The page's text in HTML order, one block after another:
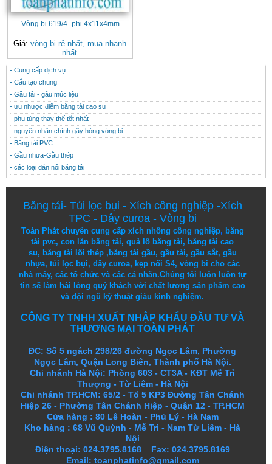
Vòng bi 619/4- phi 4x11x4mm
Giá: vòng bi rẻ nhất, mua nhanh
nhất
CONTACT
THÔNG TIN HỮU ÍCH
- Cung cấp dịch vụ
- Cấu tạo chung
- Gầu tải - gầu múc liệu
- ưu nhược điểm băng tải cao su
- phụ tùng thay thế tốt nhất
- nguyên nhân chính gây hỏng vòng bi
- Băng tải PVC
- Gầu nhưa-Gầu thép
- các loại dán nối băng tải
Băng tải- Túi lọc bụi - Xích công nghiệp-Xích
TPC - Dây curoa - Vòng bi
Toàn Phát chuyên cung cấp xích nhông công nghiệp, băng
tải pvc,con lăn băng tải,quả lô băng tải, băng tải cao
su, băng tải lõi thép,băng tải gầu, gầu tải, gầu sắt, gầu
nhựa, túi lọc bụi, dây curoa, kẹp nối S4, vòng bi cho các
nhà máy, các tổ chức và các cá nhân.Chúng tôi luôn luôn tự
tin sẽ làm hài lòng quý khách với chất lượng sảnphẩm cao
và đội ngũ kỹ thuật giàu kinh nghiệm.
CÔNG TY TNHH XUẤT NHẬP KHẨU ĐẦU TƯ VÀ
THƯƠNG MẠI TOÀN PHÁT
ĐC: Số 5 ngách 298/26 đường Ngọc Lâm, Phường
Ngọc Lâm, Quận Long Biên, Thành phố Hà Nội.
Chi nhánh Hà Nội: Phòng 603 - CT3A - KĐT Mễ Trì
Thượng - Từ Liêm - Hà Nội
Chi nhánh TP.HCM: 65/2 - Tổ 5 KP3 Đường Tân Chánh
Hiệp 26 - Phường Tân Chánh Hiệp - Quận 12 - TP.HCM
Cửa hàng : 80 Lê Hoàn - Phủ Lý - Hà Nam
Kho hàng :68 Vũ Quỳnh - Mễ Trì - Nam Từ Liêm - Hà
Nội
Điện thoại: 024.3795.8168 Fax: 024.3795.8169
Email: toanphatinfo@gmail.com